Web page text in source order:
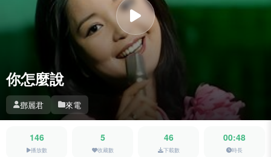
你怎麼說
鄧麗君 來電
146
播放數
5
收藏數
46
下載數
00:48
時長